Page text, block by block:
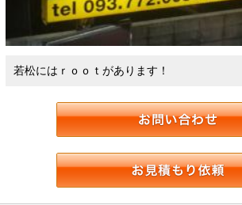
若松にはｒｏｏｔがあります！